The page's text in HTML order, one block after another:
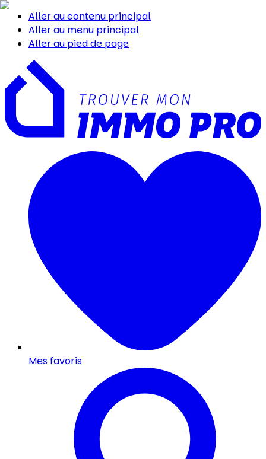
Aller au contenu principal
Aller au menu principal
Aller au pied de page
Mes favoris